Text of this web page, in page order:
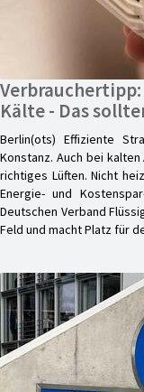
Kälte - Das
Berlin(ots) Effiziente
Konstanz. Auch bei
richtiges Lüften. Nicht
Energie- und
Deutschen Verband
Feld und macht Platz für